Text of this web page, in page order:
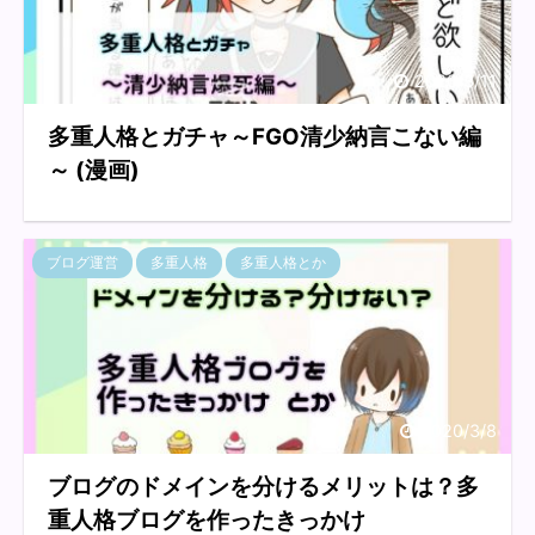
2020/3/11
多重人格とガチャ～FGO清少納言こない編
～ (漫画)
2020/3/8
ブログ運営 多重人格 多重人格とか
ブログのドメインを分けるメリットは？多
重人格ブログを作ったきっかけ